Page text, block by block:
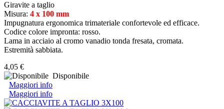
Giravite a taglio
Misura: 4 x 100 mm
Impugnatura ergonomica trimateriale confortevole ed efficace.
Codice colore impronta: rosso.
Lama in acciaio al cromo vanadio tonda fresata, cromata.
Estremità sabbiata.
4,05 €
Disponibile
Maggiori info
Maggiori info